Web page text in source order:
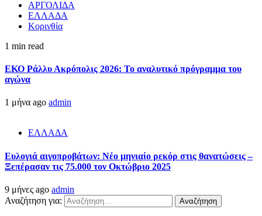
ΑΡΓΟΛΙΔΑ
ΕΛΛΑΔΑ
Κορινθία
1 min read
ΕΚΟ Ράλλυ Ακρόπολις 2026: Το αναλυτικό πρόγραμμα του
αγώνα
1 μήνα ago admin
ΕΛΛΑΔΑ
Ευλογιά αιγοπροβάτων: Νέο μηνιαίο ρεκόρ στις θανατώσεις –
Ξεπέρασαν τις 75.000 τον Οκτώβριο 2025
9 μήνες ago admin
Αναζήτηση για: